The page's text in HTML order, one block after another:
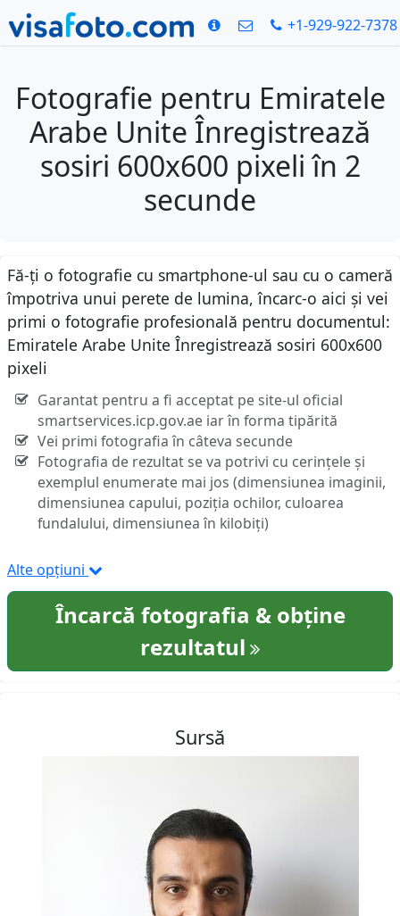
+1-929-922-7378
Fotografie pentru Emiratele
Arabe Unite Înregistrează
sosiri 600x600 pixeli în 2
secunde
Fă-ți o fotografie cu smartphone-ul sau cu o cameră
împotriva unui perete de lumina, încarc-o aici și vei
primi o fotografie profesională pentru documentul:
Emiratele Arabe Unite Înregistrează sosiri 600x600
pixeli
Garantat pentru a fi acceptat pe site-ul oficial
smartservices.icp.gov.ae iar în forma tipărită
Vei primi fotografia în câteva secunde
Fotografia de rezultat se va potrivi cu cerințele și
exemplul enumerate mai jos (dimensiunea imaginii,
dimensiunea capului, poziția ochilor, culoarea
fundalului, dimensiunea în kilobiți)
Alte opțiuni
Încarcă fotografia & obține
rezultatul
Sursă